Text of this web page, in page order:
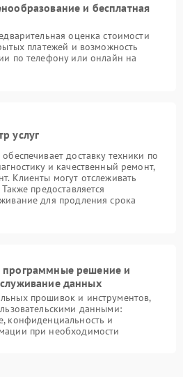
и бесплатная
оценка стоимости
платежей и возможность
по телефону или онлайн на
услуг
доставку техники по
и качественный ремонт,
Клиенты могут отслеживать
предоставляется
для продления срока
решение и
данных
прошивок и инструментов,
данными:
конфиденциальность и
при необходимости